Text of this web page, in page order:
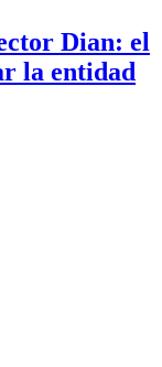
Dian: el
la entidad